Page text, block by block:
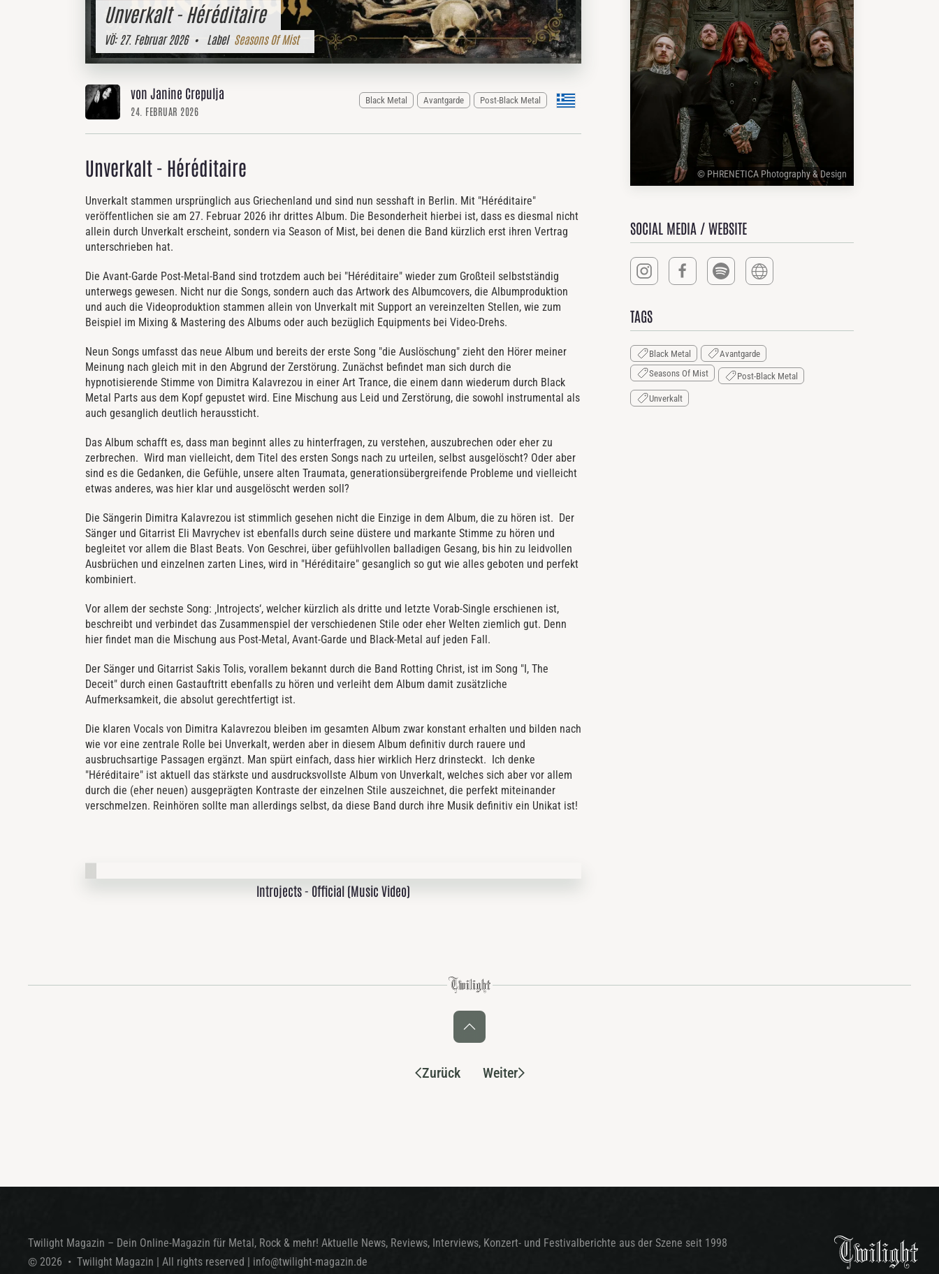
Unverkalt - Héréditaire
VÖ:27. Februar 2026• Label Seasons Of Mist
von Janine Crepulja
24. FEBRUAR 2026
Black Metal Avantgarde Post-Black Metal
Unverkalt - Héréditaire
Unverkalt stammen ursprünglich aus Griechenland und sind nun sesshaft in Berlin. Mit "Héréditaire"
veröffentlichen sie am 27. Februar 2026 ihr drittes Album. Die Besonderheit hierbei ist, dass es diesmal nicht
allein durch Unverkalt erscheint, sondern via Season of Mist, bei denen die Band kürzlich erst ihren Vertrag
unterschrieben hat.
Die Avant-Garde Post-Metal-Band sind trotzdem auch bei "Héréditaire" wieder zum Großteil selbstständig
unterwegs gewesen. Nicht nur die Songs, sondern auch das Artwork des Albumcovers, die Albumproduktion
und auch die Videoproduktion stammen allein von Unverkalt mit Support an vereinzelten Stellen, wie zum
Beispiel im Mixing & Mastering des Albums oder auch bezüglich Equipments bei Video-Drehs.
Neun Songs umfasst das neue Album und bereits der erste Song "die Auslöschung" zieht den Hörer meiner
Meinung nach gleich mit in den Abgrund der Zerstörung. Zunächst befindet man sich durch die
hypnotisierende Stimme von Dimitra Kalavrezou in einer Art Trance, die einem dann wiederum durch Black
Metal Parts aus dem Kopf gepustet wird. Eine Mischung aus Leid und Zerstörung, die sowohl instrumental als
auch gesanglich deutlich heraussticht.
Das Album schafft es, dass man beginnt alles zu hinterfragen, zu verstehen, auszubrechen oder eher zu
zerbrechen. Wird man vielleicht, dem Titel des ersten Songs nach zu urteilen, selbst ausgelöscht? Oder aber
sind es die Gedanken, die Gefühle, unsere alten Traumata, generationsübergreifende Probleme und vielleicht
etwas anderes, was hier klar und ausgelöscht werden soll?
Die Sängerin Dimitra Kalavrezou ist stimmlich gesehen nicht die Einzige in dem Album, die zu hören ist. Der
Sänger und Gitarrist Eli Mavrychev ist ebenfalls durch seine düstere und markante Stimme zu hören und
begleitet vor allem die Blast Beats. Von Geschrei, über gefühlvollen balladigen Gesang, bis hin zu leidvollen
Ausbrüchen und einzelnen zarten Lines, wird in "Héréditaire" gesanglich so gut wie alles geboten und perfekt
kombiniert.
Vor allem der sechste Song: ‚Introjects‘, welcher kürzlich als dritte und letzte Vorab-Single erschienen ist,
beschreibt und verbindet das Zusammenspiel der verschiedenen Stile oder eher Welten ziemlich gut. Denn
hier findet man die Mischung aus Post-Metal, Avant-Garde und Black-Metal auf jeden Fall.
Der Sänger und Gitarrist Sakis Tolis, vorallem bekannt durch die Band Rotting Christ, ist im Song "I, The
Deceit" durch einen Gastauftritt ebenfalls zu hören und verleiht dem Album damit zusätzliche
Aufmerksamkeit, die absolut gerechtfertigt ist.
Die klaren Vocals von Dimitra Kalavrezou bleiben im gesamten Album zwar konstant erhalten und bilden nach
wie vor eine zentrale Rolle bei Unverkalt, werden aber in diesem Album definitiv durch rauere und
ausbruchsartige Passagen ergänzt. Man spürt einfach, dass hier wirklich Herz drinsteckt. Ich denke
"Héréditaire" ist aktuell das stärkste und ausdrucksvollste Album von Unverkalt, welches sich aber vor allem
durch die (eher neuen) ausgeprägten Kontraste der einzelnen Stile auszeichnet, die perfekt miteinander
verschmelzen. Reinhören sollte man allerdings selbst, da diese Band durch ihre Musik definitiv ein Unikat ist!
Introjects - Official (Music Video)
© PHRENETICA Photography & Design
SOCIAL MEDIA / WEBSITE
TAGS
Black Metal
Avantgarde
Seasons Of Mist
Post-Black Metal
Unverkalt
Zurück Weiter
Twilight Magazin – Dein Online-Magazin für Metal, Rock & mehr! Aktuelle News, Reviews, Interviews, Konzert- und Festivalberichte aus der Szene seit 1998
© 2026 • Twilight Magazin | All rights reserved | info@twilight-magazin.de